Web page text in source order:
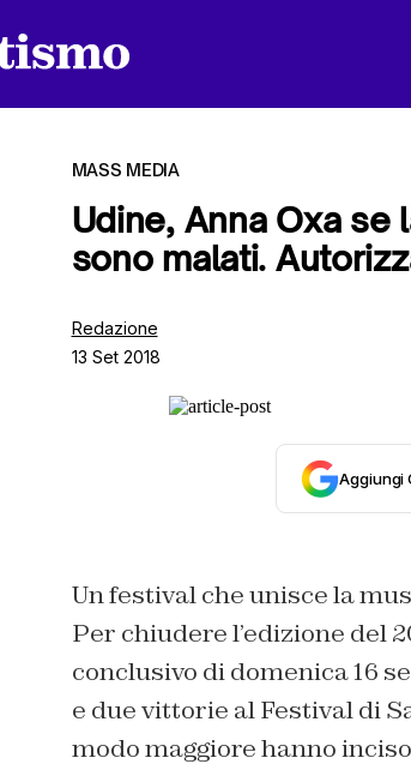
MASS MEDIA
Udine, Anna Oxa se
sono malati.
Redazione
13 Set 2018
Aggiungi
Un festival che unisce la
Per chiudere l’edizione del
conclusivo di domenica 16
e due vittorie al Festival di
modo maggiore hanno